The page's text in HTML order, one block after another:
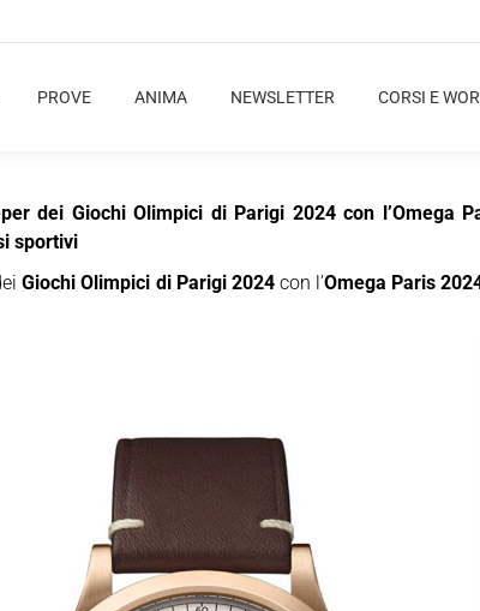
PROVE ANIMA NEWSLETTER CORSI E
dei Giochi Olimpici di Parigi 2024 con l’Omega
sportivi
Giochi Olimpici di Parigi 2024con l’Omega Paris